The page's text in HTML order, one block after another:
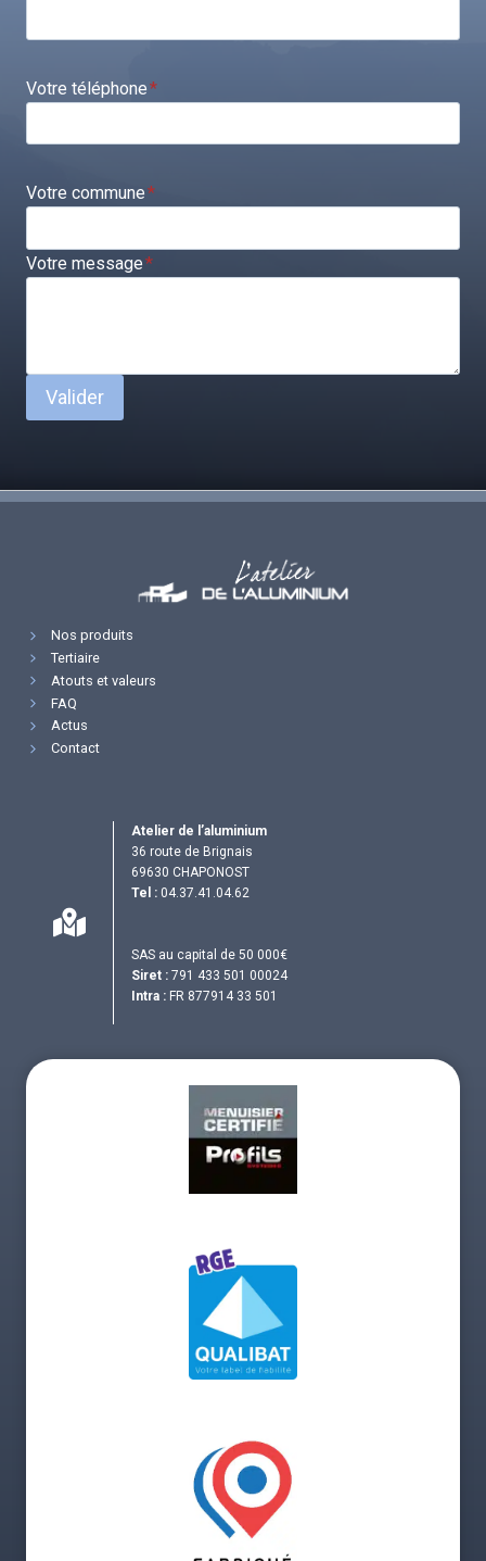
Votre téléphone*
Votre commune*
Votre message*
Valider
Nos produits
Tertiaire
Atouts et valeurs
FAQ
Actus
Contact
Atelier de l’aluminium
36 route de Brignais
69630 CHAPONOST
Tel : 04.37.41.04.62
SAS au capital de 50 000€
Siret : 791 433 501 00024
Intra : FR 877914 33 501